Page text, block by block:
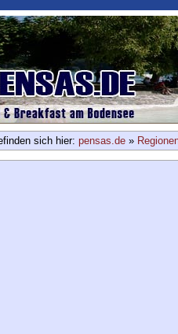
sich hier: pensas.de »